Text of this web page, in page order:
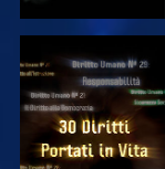
GUARDA